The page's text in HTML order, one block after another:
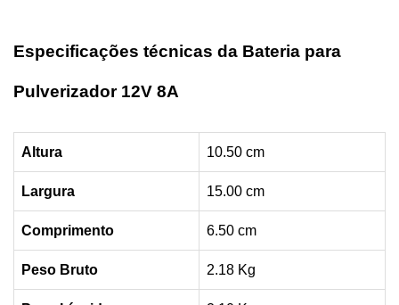
Especificações técnicas da Bateria para
Pulverizador 12V 8A
Altura 10.50 cm
Largura 15.00 cm
Comprimento 6.50 cm
Peso Bruto 2.18 Kg